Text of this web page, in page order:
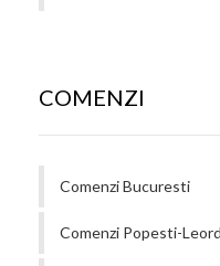
COMENZI
Comenzi Bucuresti
Comenzi Popesti-